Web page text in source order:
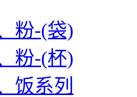
粉-(袋)
粉-(杯)
饭系列